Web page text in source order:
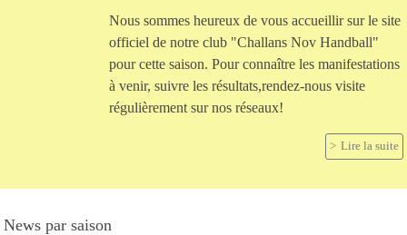
Nous sommes heureux de vous accueillir sur le site
officiel de notre club "Challans Nov Handball"
pour cette saison. Pour connaître les manifestations
à venir, suivre les résultats,rendez-nous visite
régulièrement sur nos réseaux!
Lire la suite
News par saison